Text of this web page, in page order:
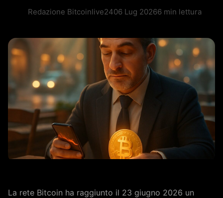
Redazione Bitcoinlive2406 Lug 20266 min lettura
La rete Bitcoin ha raggiunto il 23 giugno 2026 un